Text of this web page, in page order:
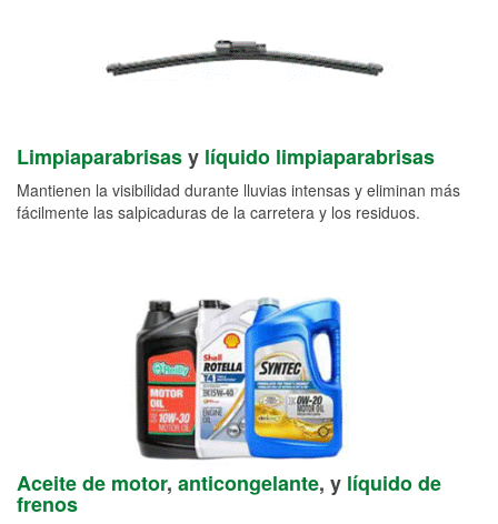
Limpiaparabrisasy líquido limpiaparabrisas
Mantienen la visibilidad durante lluvias intensas y eliminan más
fácilmente las salpicaduras de la carretera y los residuos.
Aceite de motor, anticongelante, y líquido de
frenos